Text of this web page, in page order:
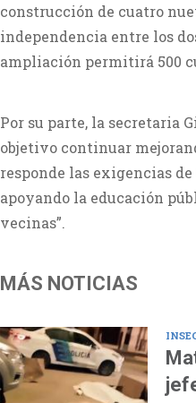
construcción de cuatro
independencia entre los
ampliación permitirá 500
Por su parte, la secretaria
objetivo continuar
responde las exigencias
apoyando la educación
vecinas”.
MÁS NOTICIAS